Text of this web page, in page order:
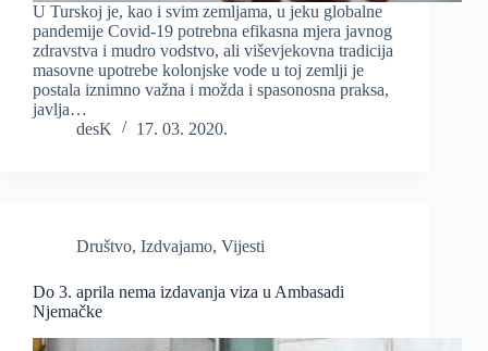
U Turskoj je, kao i svim zemljama, u jeku globalne
pandemije Covid-19 potrebna efikasna mjera javnog
zdravstva i mudro vodstvo, ali viševjekovna tradicija
masovne upotrebe kolonjske vode u toj zemlji je
postala iznimno važna i možda i spasonosna praksa,
javlja…
desK
17. 03. 2020.
Društvo, Izdvajamo, Vijesti
Do 3. aprila nema izdavanja viza u Ambasadi
Njemačke